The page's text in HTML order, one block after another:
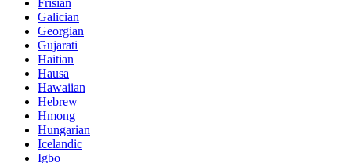
Galician
Georgian
Gujarati
Haitian
Hausa
Hawaiian
Hebrew
Hmong
Hungarian
Icelandic
Igbo